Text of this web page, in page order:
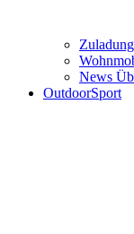
News
OutdoorSport